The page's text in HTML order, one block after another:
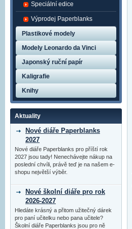
Speciální edice
Výprodej Paperblanks
Plastikové modely
Modely Leonardo da Vinci
Japonský ruční papír
Kaligrafie
Knihy
Aktuality
Nové diáře Paperblanks
2027
Nové diáře Paperblanks pro příští rok
2027 jsou tady! Nenechávejte nákup na
poslední chvíli, právě teď je na našem e-
shopu největší výběr.
Nové školní diáře pro rok
2026-2027
Hledáte krásný a přitom užitečný dárek
pro paní učitelku nebo pana učitele?
Školní diáře Paperblanks jsou pro ně